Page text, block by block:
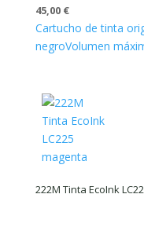
45,00 €
Cartucho de tinta
negroVolumen
222M Tinta EcoInk